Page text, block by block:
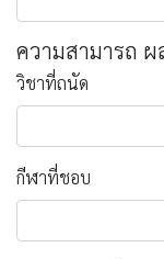
ความสามารถ
วิชาที่ถนัด
กีฬาที่ชอบ